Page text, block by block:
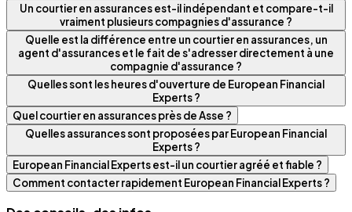
Un courtier en assurances est-il indépendant et compare-t-il
vraiment plusieurs compagnies d'assurance ?
Quelle est la différence entre un courtier en assurances, un
agent d'assurances et le fait de s'adresser directement à une
compagnie d'assurance ?
Quelles sont les heures d'ouverture de European Financial
Experts ?
Quel courtier en assurances près de Asse ?
Quelles assurances sont proposées par European Financial
Experts ?
European Financial Experts est-il un courtier agréé et fiable ?
Comment contacter rapidement European Financial Experts ?